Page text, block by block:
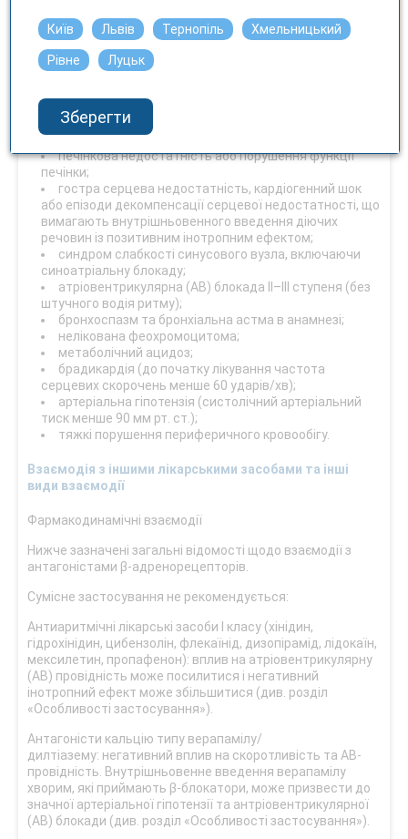
Хронічна серцева недостатність легкого або помірного
ступеня тяжкості, як доповнення до стандартних
методів лікування пацієнтів віком від 70 років.
Підвищена чутливість до діючої речовини або до
будь-якої допоміжної речовини;
печінкова недостатність або порушення функції
печінки;
гостра серцева недостатність, кардіогенний шок
або епізоди декомпенсації серцевої недостатності, що
вимагають внутрішньовенного введення діючих
речовин із позитивним інотропним ефектом;
синдром слабкості синусового вузла, включаючи
синоатріальну блокаду;
атріовентрикулярна (АВ) блокада ІІ–ІІІ ступеня (без
штучного водія ритму);
бронхоспазм та бронхіальна астма в анамнезі;
нелікована феохромоцитома;
метаболічний ацидоз;
брадикардія (до початку лікування частота
серцевих скорочень менше 60 ударів/хв);
артеріальна гіпотензія (систолічний артеріальний
тиск менше 90 мм рт. ст.);
тяжкі порушення периферичного кровообігу.
Взаємодія з іншими лікарськими засобами та інші
види взаємодії
Фармакодинамічні взаємодії
Нижче зазначені загальні відомості щодо взаємодії з
антагоністами β-адренорецепторів.
Сумісне застосування не рекомендується:
Антиаритмічні лікарські засоби І класу (хінідин,
гідрохінідин, цибензолін, флекаїнід, дизопірамід, лідокаїн,
мексилетин, пропафенон): вплив на атріовентрикулярну
(АВ) провідність може посилитися і негативний
інотропний ефект може збільшитися (див. розділ
«Особливості застосування»).
Антагоністи кальцію типу верапамілу/
дилтіазему: негативний вплив на скоротливість та АВ-
провідність. Внутрішньовенне введення верапамілу
хворим, які приймають β-блокатори, може призвести до
значної артеріальної гіпотензії та антріовентрикулярної
(АВ) блокади (див. розділ «Особливості застосування»).
Київ Львів Тернопіль Хмельницький
Рівне Луцьк
Зберегти